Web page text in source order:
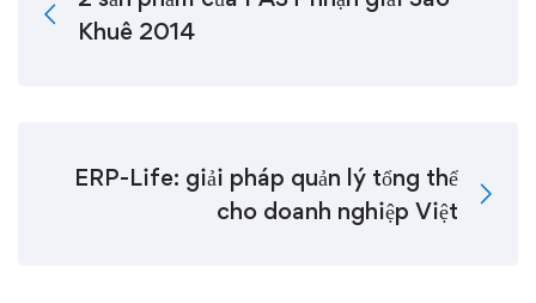
Khuê 2014
ERP-Life: giải pháp quản lý tổng thể
cho doanh nghiệp Việt